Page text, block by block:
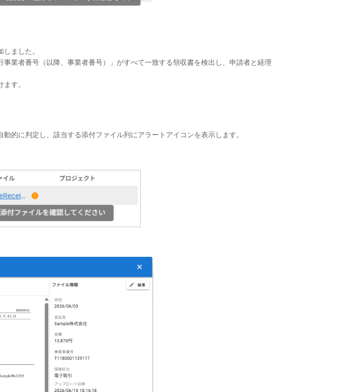
ました。
業者番号（以降、事業者番号）」がすべて一致する領収書を検出し、申請者と経理
す。
的に判定し、該当する添付ファイル列にアラートアイコンを表示します。